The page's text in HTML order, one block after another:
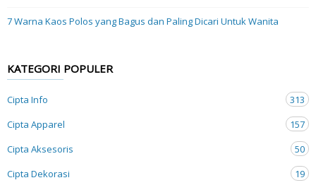
7 Warna Kaos Polos yang Bagus dan Paling Dicari Untuk Wanita
KATEGORI POPULER
Cipta Info
313
Cipta Apparel
157
Cipta Aksesoris
50
Cipta Dekorasi
19